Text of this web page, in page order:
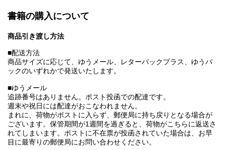
書籍の購入について
商品引き渡し方法
■配送方法
商品サイズに応じて、ゆうメール、レターパックプラス、ゆうパ
ックのいずれかで発送いたします。
■ゆうメール
追跡番号はありません。ポスト投函での配達です。
週末や祝日には配達がおこなわれません。
まれに、荷物がポストに入らず、郵便局に持ち戻りとなる場合が
ございます。保管期間が1週間を過ぎると、荷物がこちらに返送さ
れてしまいます。ポストに不在票が投函されていた場合は、お早
目に最寄りの郵便局にお問い合わせください。